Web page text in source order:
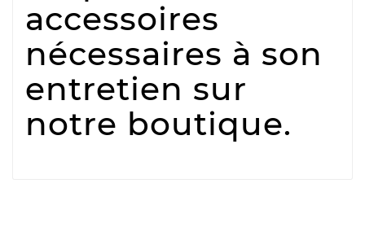
accessoires
nécessaires à son
entretien sur
notre boutique.